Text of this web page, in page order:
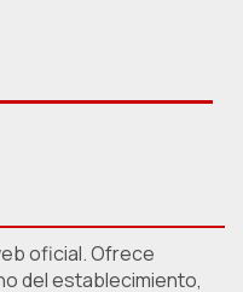
oficial. Ofrece
del establecimiento,